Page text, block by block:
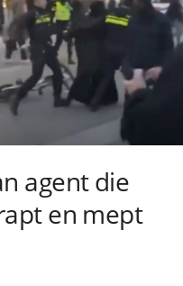
agent die
en mept